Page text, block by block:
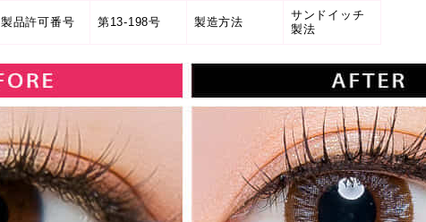
製品許可番号 第13-198号 製造方法
サンドイッチ
製法